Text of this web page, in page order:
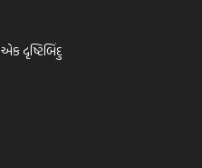
દૃષ્ટિબિંદુ